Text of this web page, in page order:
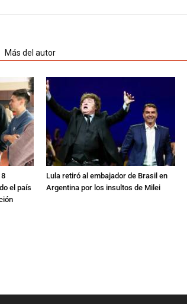
Más del autor
el país
Lula retiró al embajador de Brasil en
Argentina por los insultos de Milei